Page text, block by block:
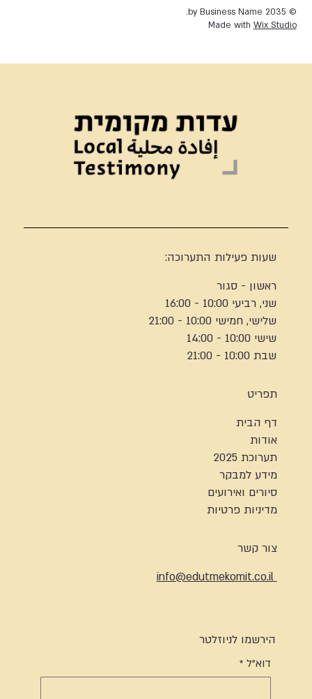
© 2035 by Business Name.
Made with Wix Studio
שעות פעילות התערוכה:
ראשון - סגור
שני, רביעי 10:00 - 16:00
שלישי, חמישי 10:00 - 21:00
שישי 10:00 - 14:00
שבת 10:00 - 21:00
תפריט
דף הבית
אודות
תערוכת 2025
מידע למבקר
סיורים ואירועים
מדיניות פרטיות
צור קשר
info@edutmekomit.co.il
הירשמו לניוזלטר
דוא"ל *